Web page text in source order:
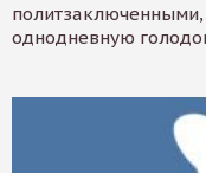
политзаключенными,
однодневную